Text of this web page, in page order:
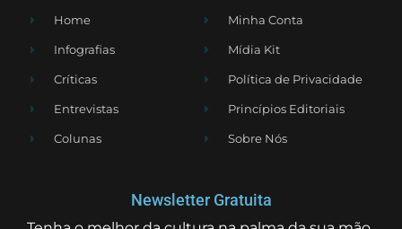
Home
Infografias
Críticas
Entrevistas
Colunas
Minha Conta
Mídia Kit
Política de Privacidade
Princípios Editoriais
Sobre Nós
Newsletter Gratuita